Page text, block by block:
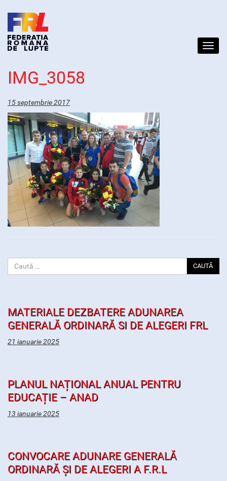
IMG_3058
15 septembrie 2017
CAUTĂ
MATERIALE DEZBATERE ADUNAREA
GENERALĂ ORDINARĂ SI DE ALEGERI FRL
21 ianuarie 2025
PLANUL NAȚIONAL ANUAL PENTRU
EDUCAȚIE – ANAD
13 ianuarie 2025
CONVOCARE ADUNARE GENERALĂ
ORDINARĂ ȘI DE ALEGERI A F.R.L